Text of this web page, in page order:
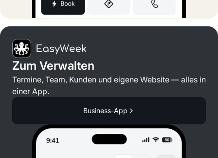
Zum Verwalten
Termine, Team, Kunden und eigene Website — alles in
einer App.
Business-App